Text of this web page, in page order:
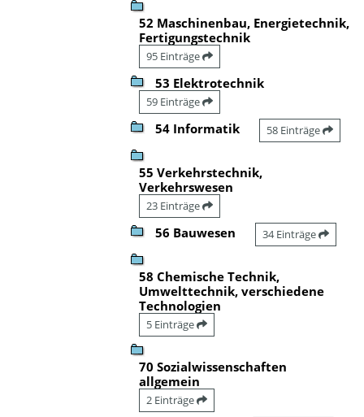
52 Maschinenbau, Energietechnik,
Fertigungstechnik
95 Einträge
53 Elektrotechnik
59 Einträge
54 Informatik 58 Einträge
55 Verkehrstechnik,
Verkehrswesen
23 Einträge
56 Bauwesen 34 Einträge
58 Chemische Technik,
Umwelttechnik, verschiedene
Technologien
5 Einträge
70 Sozialwissenschaften
allgemein
2 Einträge